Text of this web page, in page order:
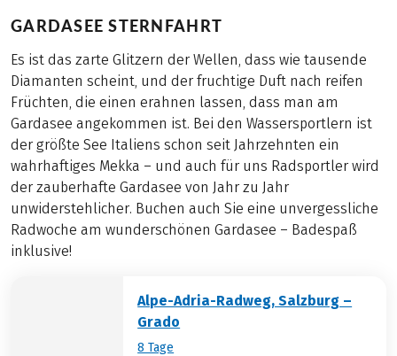
GARDASEE STERNFAHRT
Es ist das zarte Glitzern der Wellen, dass wie tausende
Diamanten scheint, und der fruchtige Duft nach reifen
Früchten, die einen erahnen lassen, dass man am
Gardasee angekommen ist. Bei den Wassersportlern ist
der größte See Italiens schon seit Jahrzehnten ein
wahrhaftiges Mekka – und auch für uns Radsportler wird
der zauberhafte Gardasee von Jahr zu Jahr
unwiderstehlicher. Buchen auch Sie eine unvergessliche
Radwoche am wunderschönen Gardasee – Badespaß
inklusive!
Alpe-Adria-Radweg, Salzburg –
Grado
8 Tage